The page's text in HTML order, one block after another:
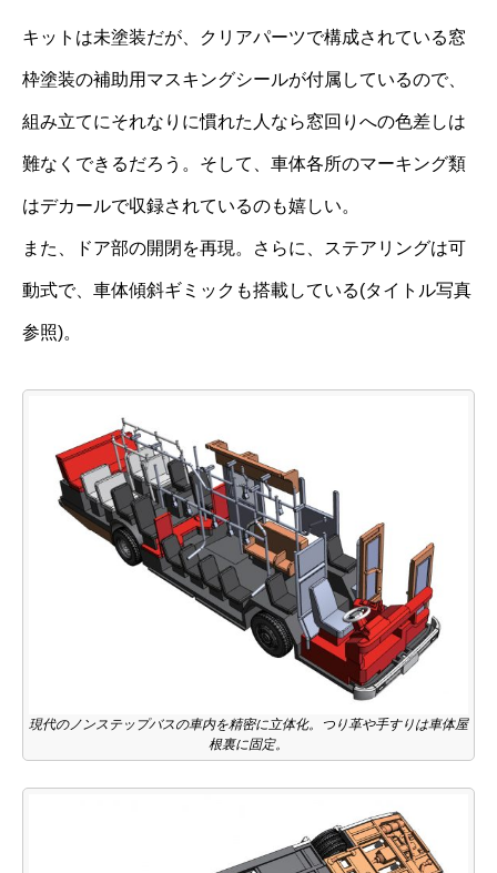
キットは未塗装だが、クリアパーツで構成されている窓
枠塗装の補助用マスキングシールが付属しているので、
組み立てにそれなりに慣れた人なら窓回りへの色差しは
難なくできるだろう。そして、車体各所のマーキング類
はデカールで収録されているのも嬉しい。
また、ドア部の開閉を再現。さらに、ステアリングは可
動式で、車体傾斜ギミックも搭載している(タイトル写真
参照)。
現代のノンステップバスの車内を精密に立体化。つり革や手すりは車体屋
根裏に固定。